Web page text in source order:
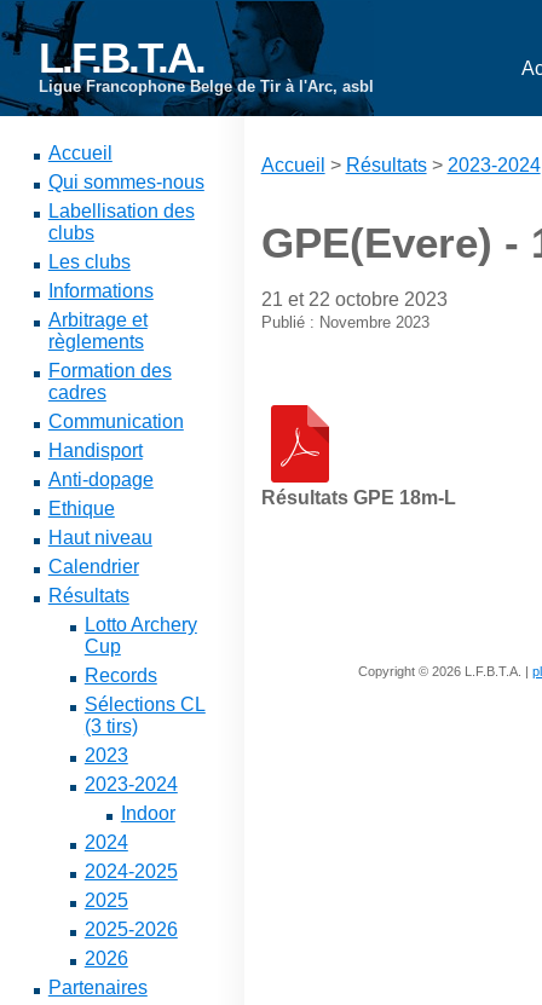
L.F.B.T.A.
Ligue Francophone Belge de Tir à l'Arc, asbl
Accueil
Qui sommes-nous
Labellisation des
clubs
Les clubs
Informations
Arbitrage et
règlements
Formation des
cadres
Communication
Handisport
Anti-dopage
Ethique
Haut niveau
Calendrier
Résultats
Lotto Archery
Cup
Records
Sélections CL
(3 tirs)
2023
2023-2024
Indoor
2024
2024-2025
2025
2025-2026
2026
Partenaires
Accueil > Résultats> 2023-2024
GPE(Evere) -
21 et 22 octobre 2023
Publié : Novembre 2023
Résultats GPE 18m-L
Copyright © 2026 L.F.B.T.A. |